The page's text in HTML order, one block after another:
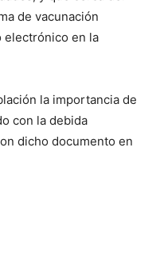
de vacunación
electrónico en la
la importancia de
con la debida
dicho documento en